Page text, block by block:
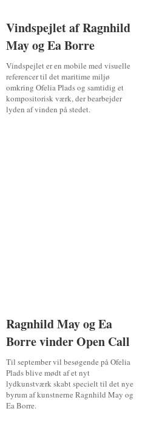
Vindspejlet af Ragnhild
May og Ea Borre
Vindspejlet er en mobile med visuelle
referencer til det maritime miljø
omkring Ofelia Plads og samtidig et
kompositorisk værk, der bearbejder
lyden af vinden på stedet.
Vindspejlet af Ragnhild
May og Ea Borre
Ragnhild May og Ea
Borre vinder Open Call
Til september vil besøgende på Ofelia
Plads blive mødt af et nyt
lydkunstværk skabt specielt til det nye
byrum af kunstnerne Ragnhild May og
Ea Borre.
Ragnhild May og Ea
Borre vinder Open Call